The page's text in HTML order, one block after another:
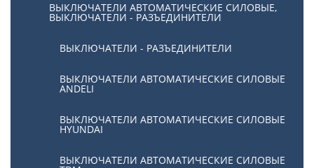
ВЫКЛЮЧАТЕЛИ АВТОМАТИЧЕСКИЕ СИЛОВЫЕ,
ВЫКЛЮЧАТЕЛИ - РАЗЪЕДИНИТЕЛИ
ВЫКЛЮЧАТЕЛИ - РАЗЪЕДИНИТЕЛИ
ВЫКЛЮЧАТЕЛИ АВТОМАТИЧЕСКИЕ СИЛОВЫЕ
ANDELI
ВЫКЛЮЧАТЕЛИ АВТОМАТИЧЕСКИЕ СИЛОВЫЕ
HYUNDAI
ВЫКЛЮЧАТЕЛИ АВТОМАТИЧЕСКИЕ СИЛОВЫЕ